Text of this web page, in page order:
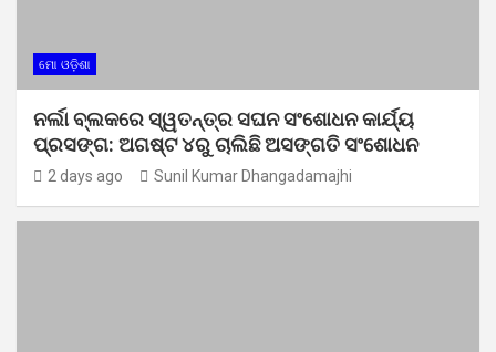
ମୋ ଓଡ଼ିଶା
ନର୍ଲା ବ୍ଲକରେ ସ୍ୱତନ୍ତ୍ର ସଘନ ସଂଶୋଧନ କାର୍ଯ୍ୟ
ପ୍ରସଙ୍ଗ: ଅଗଷ୍ଟ ୪ରୁ ଚାଲିଛି ଅସଙ୍ଗତି ସଂଶୋଧନ
2 days ago Sunil Kumar Dhangadamajhi